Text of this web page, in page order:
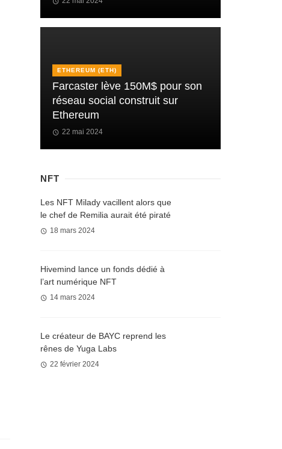
ETHEREUM (ETH)
Farcaster lève 150M$ pour son
réseau social construit sur
Ethereum
22 mai 2024
NFT
Les NFT Milady vacillent alors que
le chef de Remilia aurait été piraté
18 mars 2024
Hivemind lance un fonds dédié à
l’art numérique NFT
14 mars 2024
Le créateur de BAYC reprend les
rênes de Yuga Labs
22 février 2024